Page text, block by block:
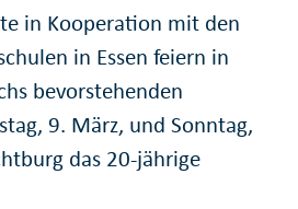
in Kooperation mit den
in Essen feiern in
bevorstehenden
9. März, und Sonntag,
das 20-jährige